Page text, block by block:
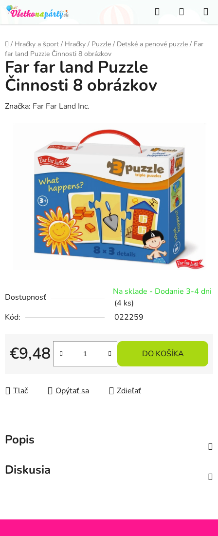
Prejsť
na
obsah
Hľadať
KOŠÍK
Domov
/ Hračky a šport / Hračky / Puzzle / Detské a penové puzzle / Far
far land Puzzle Činnosti 8 obrázkov
Dostupnosť
Na sklade - Dodanie 3-4 dni
(4 ks)
Kód:
022259
€9,48
Jednotková cena:
DO KOŠÍKA
Tlač Opýtať sa Zdieľať
Far far land Puzzle
Činnosti 8 obrázkov
Značka: Far Far Land Inc.
Popis
Diskusia